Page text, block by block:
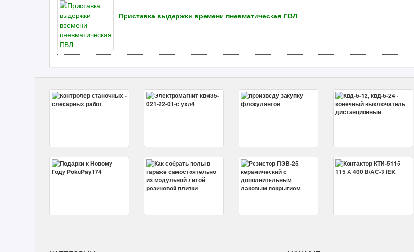
Приставка выдержки времени пневматическая ПВЛ